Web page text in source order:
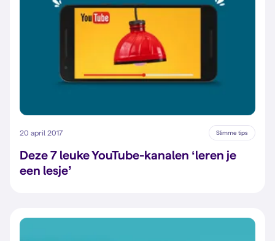
20 april 2017 Slimme tips
Deze 7 leuke YouTube-kanalen ‘leren je
een lesje’